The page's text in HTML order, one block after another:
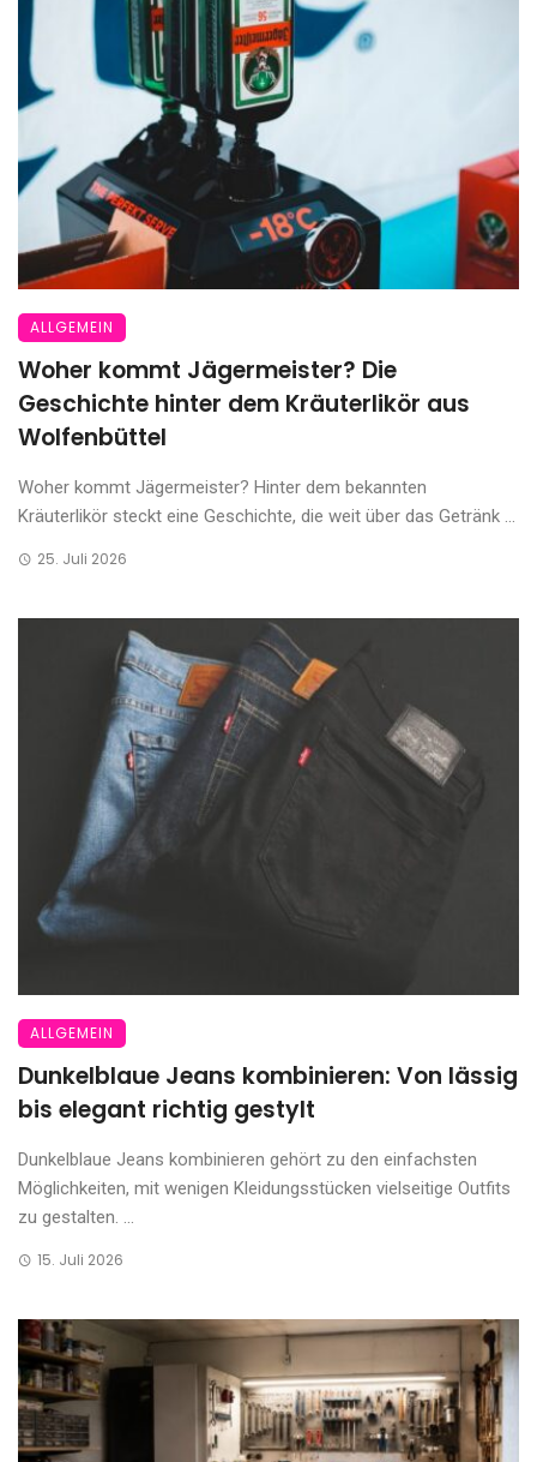
ALLGEMEIN
Woher kommt Jägermeister? Die
Geschichte hinter dem Kräuterlikör aus
Wolfenbüttel
Woher kommt Jägermeister? Hinter dem bekannten
Kräuterlikör steckt eine Geschichte, die weit über das Getränk ...
25. Juli 2026
ALLGEMEIN
Dunkelblaue Jeans kombinieren: Von lässig
bis elegant richtig gestylt
Dunkelblaue Jeans kombinieren gehört zu den einfachsten
Möglichkeiten, mit wenigen Kleidungsstücken vielseitige Outfits
zu gestalten. ...
15. Juli 2026